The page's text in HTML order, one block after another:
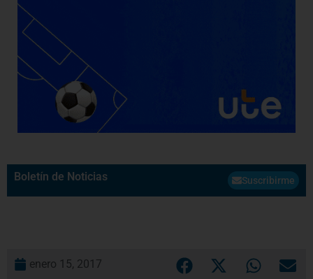
Boletín de Noticias Suscribirme
enero 15, 2017